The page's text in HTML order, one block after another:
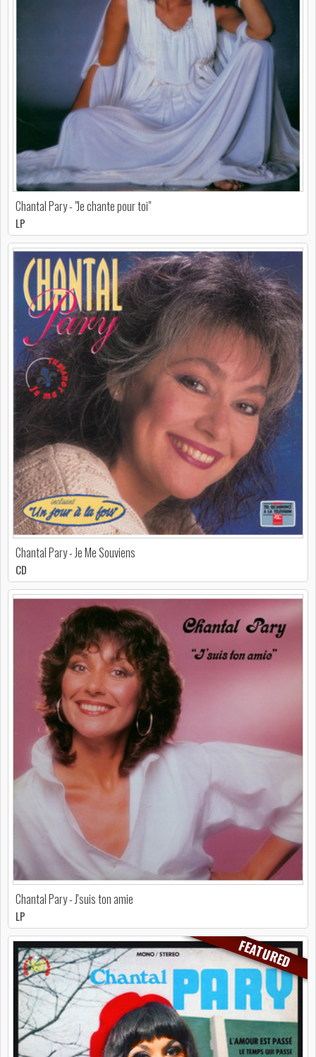
Chantal Pary - "Je chante pour toi"
LP
Chantal Pary - Je Me Souviens
CD
Chantal Pary - J'suis ton amie
LP
FEATURED